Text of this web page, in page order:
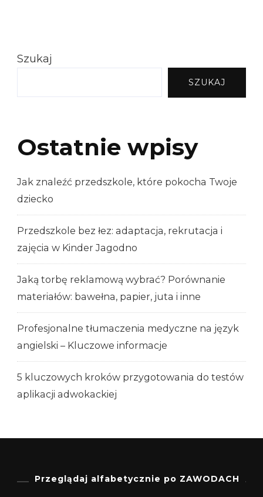
Szukaj
SZUKAJ
Ostatnie wpisy
Jak znaleźć przedszkole, które pokocha Twoje
dziecko
Przedszkole bez łez: adaptacja, rekrutacja i
zajęcia w Kinder Jagodno
Jaką torbę reklamową wybrać? Porównanie
materiałów: bawełna, papier, juta i inne
Profesjonalne tłumaczenia medyczne na język
angielski – Kluczowe informacje
5 kluczowych kroków przygotowania do testów
aplikacji adwokackiej
Przeglądaj alfabetycznie po ZAWODACH